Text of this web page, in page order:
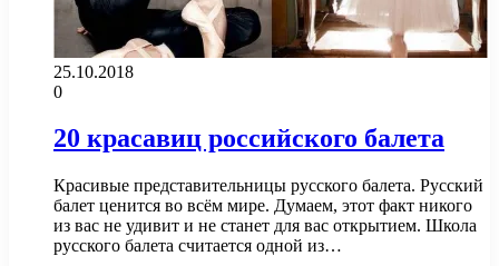
25.10.2018
0
20 красавиц российского балета
Красивые представительницы русского балета. Русский
балет ценится во всём мире. Думаем, этот факт никого
из вас не удивит и не станет для вас открытием. Школа
русского балета считается одной из…